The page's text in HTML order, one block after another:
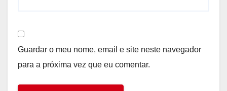
Guardar o meu nome, email e site neste navegador
para a próxima vez que eu comentar.